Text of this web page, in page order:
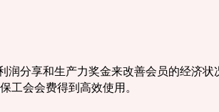
分享和生产力奖金来改善会员的经济
工会会费得到高效使用。